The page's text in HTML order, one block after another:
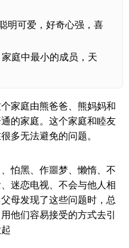
明可爱，好奇心强，喜
家庭中最小的成员，天
家庭由熊爸爸、熊妈妈和
的家庭。这个家庭和睦友
多无法避免的问题。
怕黑、作噩梦、懒惰、不
迷恋电视、不会与他人相
母发现了这些问题时，总
他们容易接受的方式去引